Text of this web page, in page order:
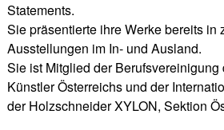
Statements.
Sie präsentierte ihre Werke bereits in
Ausstellungen im In- und Ausland.
Sie ist Mitglied der Berufsvereinigung
Künstler Österreichs und der
der Holzschneider XYLON, Sektion